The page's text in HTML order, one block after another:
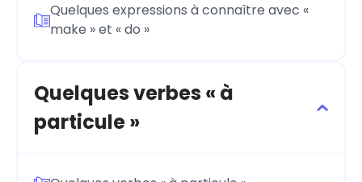
Quelques expressions à connaître avec «
make » et « do »
Quelques verbes « à
particule »